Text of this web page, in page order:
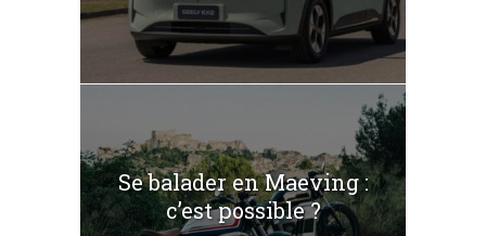
Se balader en Maeving :
c’est possible ?